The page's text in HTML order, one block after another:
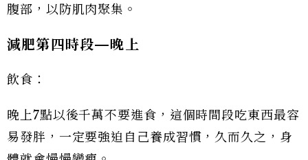
腹部，以防肌肉聚集。
減肥第四時段—晚上
飲食：
晚上7點以後千萬不要進食，這個時間段吃東西最容
易發胖，一定要強迫自己養成習慣，久而久之，身